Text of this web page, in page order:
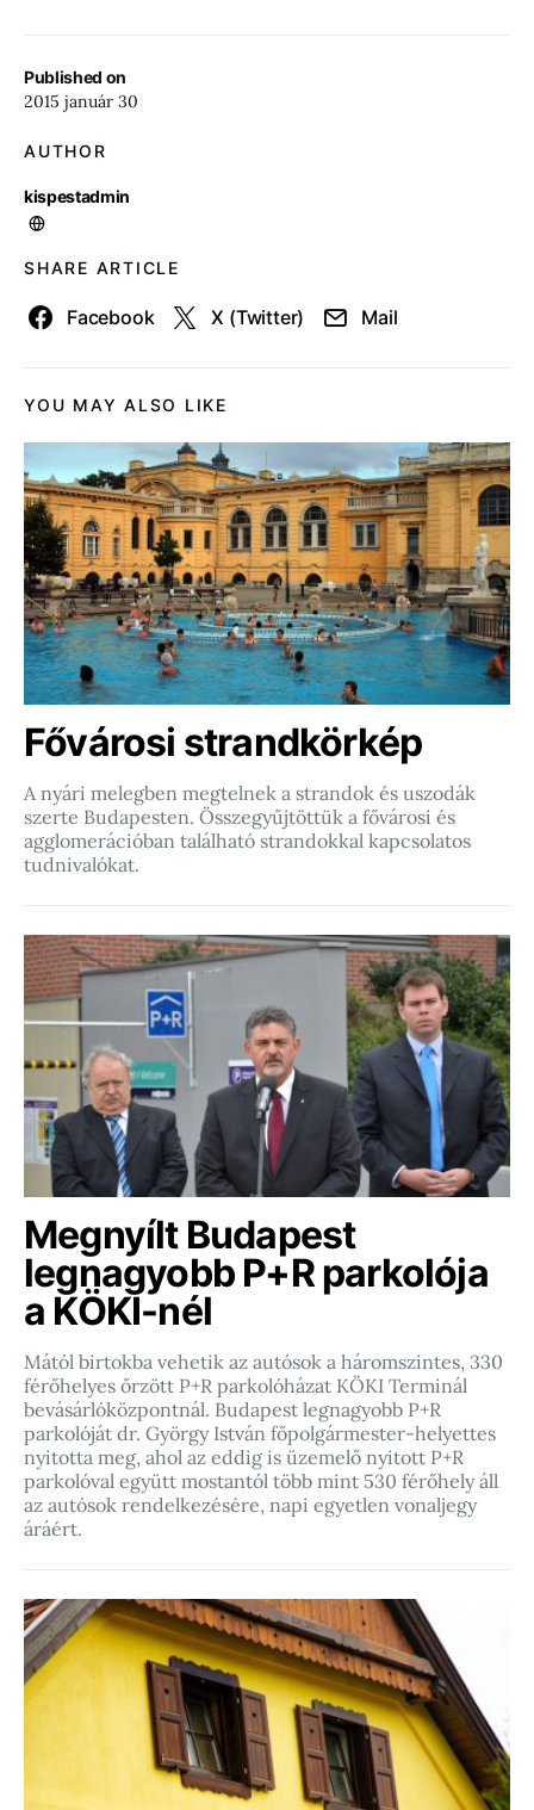
Published on
2015 január 30
AUTHOR
kispestadmin
SHARE ARTICLE
Facebook X (Twitter) Mail
YOU MAY ALSO LIKE
Fővárosi strandkörkép
A nyári melegben megtelnek a strandok és uszodák
szerte Budapesten. Összegyűjtöttük a fővárosi és
agglomerációban található strandokkal kapcsolatos
tudnivalókat.
Megnyílt Budapest
legnagyobb P+R parkolója
a KÖKI-nél
Mától birtokba vehetik az autósok a háromszintes, 330
férőhelyes őrzött P+R parkolóházat KÖKI Terminál
bevásárlóközpontnál. Budapest legnagyobb P+R
parkolóját dr. György István főpolgármester-helyettes
nyitotta meg, ahol az eddig is üzemelő nyitott P+R
parkolóval együtt mostantól több mint 530 férőhely áll
az autósok rendelkezésére, napi egyetlen vonaljegy
áráért.